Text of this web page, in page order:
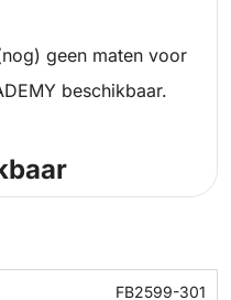
geen maten voor
beschikbaar.
FB2599-301